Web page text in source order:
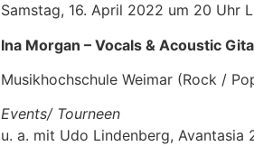
Samstag, 16. April 2022 um 20 Uhr
Ina Morgan – Vocals & Acoustic
Musikhochschule Weimar (Rock /
Events/ Tourneen
u. a. mit Udo Lindenberg, Avantasia